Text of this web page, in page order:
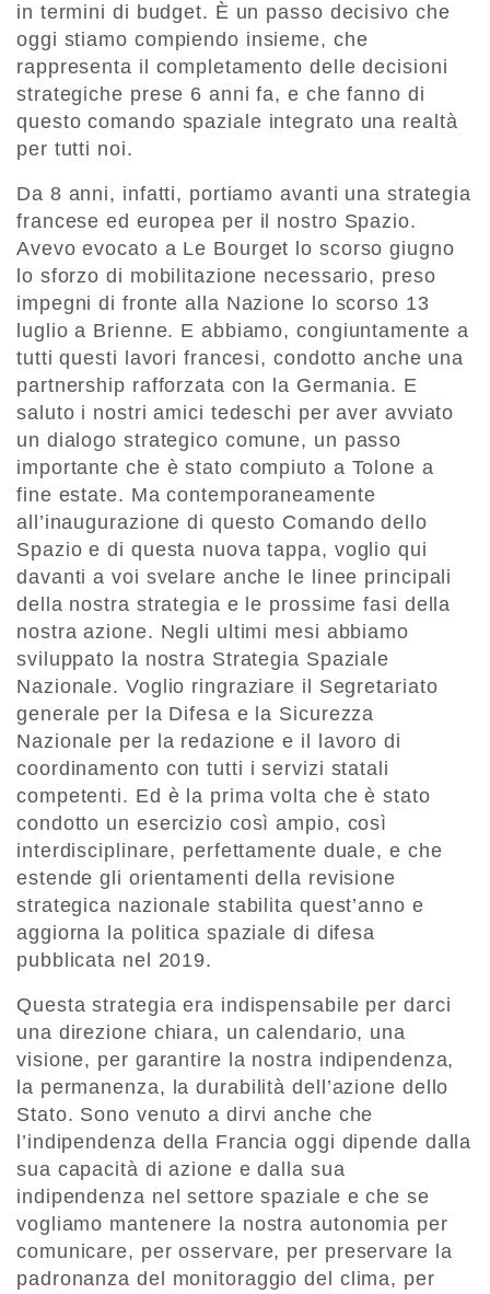
in termini di budget. È un passo decisivo che
oggi stiamo compiendo insieme, che
rappresenta il completamento delle decisioni
strategiche prese 6 anni fa, e che fanno di
questo comando spaziale integrato una realtà
per tutti noi.
Da 8 anni, infatti, portiamo avanti una strategia
francese ed europea per il nostro Spazio.
Avevo evocato a Le Bourget lo scorso giugno
lo sforzo di mobilitazione necessario, preso
impegni di fronte alla Nazione lo scorso 13
luglio a Brienne. E abbiamo, congiuntamente a
tutti questi lavori francesi, condotto anche una
partnership rafforzata con la Germania. E
saluto i nostri amici tedeschi per aver avviato
un dialogo strategico comune, un passo
importante che è stato compiuto a Tolone a
fine estate. Ma contemporaneamente
all’inaugurazione di questo Comando dello
Spazio e di questa nuova tappa, voglio qui
davanti a voi svelare anche le linee principali
della nostra strategia e le prossime fasi della
nostra azione. Negli ultimi mesi abbiamo
sviluppato la nostra Strategia Spaziale
Nazionale. Voglio ringraziare il Segretariato
generale per la Difesa e la Sicurezza
Nazionale per la redazione e il lavoro di
coordinamento con tutti i servizi statali
competenti. Ed è la prima volta che è stato
condotto un esercizio così ampio, così
interdisciplinare, perfettamente duale, e che
estende gli orientamenti della revisione
strategica nazionale stabilita quest’anno e
aggiorna la politica spaziale di difesa
pubblicata nel 2019.
Questa strategia era indispensabile per darci
una direzione chiara, un calendario, una
visione, per garantire la nostra indipendenza,
la permanenza, la durabilità dell’azione dello
Stato. Sono venuto a dirvi anche che
l’indipendenza della Francia oggi dipende dalla
sua capacità di azione e dalla sua
indipendenza nel settore spaziale e che se
vogliamo mantenere la nostra autonomia per
comunicare, per osservare, per preservare la
padronanza del monitoraggio del clima, per